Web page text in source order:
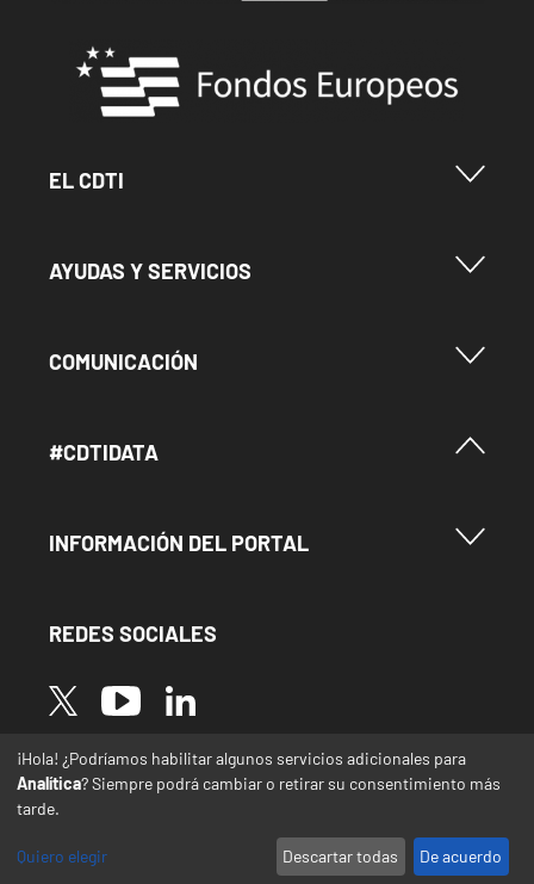
Image
Menu Footer Cdti
EL CDTI
Menu Footer Ayudas y Servicios
AYUDAS Y SERVICIOS
Menu Footer Comunicación
COMUNICACIÓN
Menú Footer #Cdtidata
#CDTIDATA
Menu Footer Información del Portal
INFORMACIÓN DEL PORTAL
REDES SOCIALES
Image Image Image
* Las traducciones de este sitio web desde el
español a otras lenguas se realizan de forma
automática y pueden contener errores o
¡Hola! ¿Podríamos habilitar algunos servicios adicionales para
Analítica? Siempre podrá cambiar o retirar su consentimiento más
tarde.
Quiero elegir Descartar todas De acuerdo